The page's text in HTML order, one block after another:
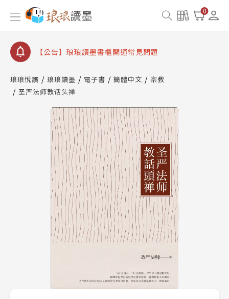
0
【公告】因 Readmoo 讀墨系統維護中，本站同步暫
停部分閱讀服務
【公告】琅琅讀墨數位閱讀資產合併與書櫃開通申請
【公告】琅琅讀墨書櫃開通常見問題
請圖文教學
【公告】琅琅書店服務升級重要說明及資產合併結果
查詢
【公告】因 Readmoo 讀墨系統維護中，本站同步暫
停部分閱讀服務
琅琅悅讀 琅琅讀墨 電子書 簡體中文
宗教
圣严法师教话头禅